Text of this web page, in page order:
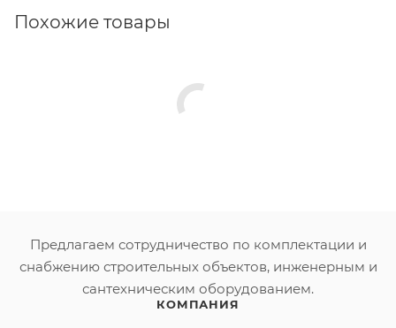
Похожие товары
Предлагаем сотрудничество по комплектации и
снабжению строительных объектов, инженерным и
сантехническим оборудованием.
КОМПАНИЯ